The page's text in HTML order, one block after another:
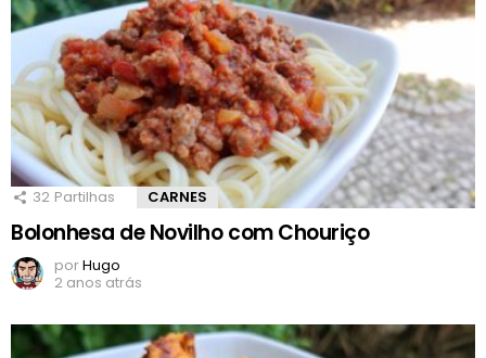
32 Partilhas CARNES
Bolonhesa de Novilho com Chouriço
porHugo
2 anos atrás